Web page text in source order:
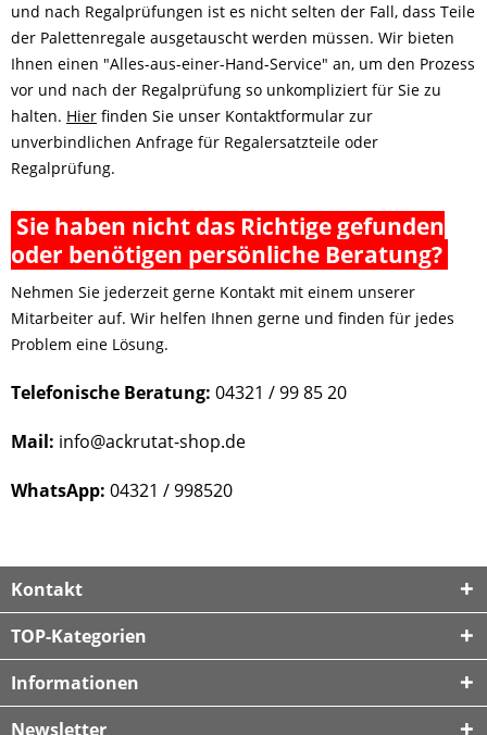
und nach Regalprüfungen ist es nicht selten der Fall, dass Teile
der Palettenregale ausgetauscht werden müssen. Wir bieten
Ihnen einen "Alles-aus-einer-Hand-Service" an, um den Prozess
vor und nach der Regalprüfung so unkompliziert für Sie zu
halten. Hier finden Sie unser Kontaktformular zur
unverbindlichen Anfrage für Regalersatzteile oder
Regalprüfung.
Sie haben nicht das Richtige gefunden
oder benötigen persönliche Beratung?
Nehmen Sie jederzeit gerne Kontakt mit einem unserer
Mitarbeiter auf. Wir helfen Ihnen gerne und finden für jedes
Problem eine Lösung.
Telefonische Beratung: 04321 / 99 85 20
Mail: info@ackrutat-shop.de
WhatsApp: 04321 / 998520
Kontakt
TOP-Kategorien
Informationen
Newsletter